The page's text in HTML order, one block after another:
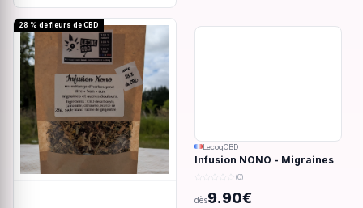
28 % de fleurs de CBD
LecoqCBD
Infusion NONO - Migraines
& douleurs - 28g
(0)
dès9.90€